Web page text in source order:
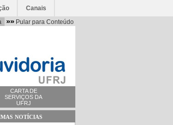
Canais
»» Pular para Conteúdo
CARTA DE
SERVIÇOS DA
UFRJ
notícias